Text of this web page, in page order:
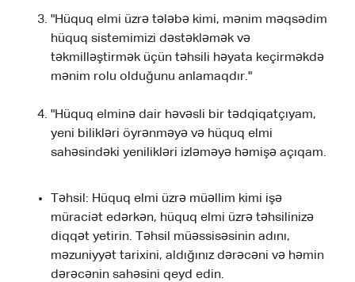
"Hüquq elmi üzrə tələbə kimi, mənim məqsədim
hüquq sistemimizi dəstəkləmək və
təkmilləştirmək üçün təhsili həyata keçirməkdə
mənim rolu olduğunu anlamaqdır."
"Hüquq elminə dair həvəsli bir tədqiqatçıyam,
yeni bilikləri öyrənməyə və hüquq elmi
sahəsindəki yenilikləri izləməyə həmişə açıqam.
Təhsil: Hüquq elmi üzrə müəllim kimi işə
müraciət edərkən, hüquq elmi üzrə təhsilinizə
diqqət yetirin. Təhsil müəssisəsinin adını,
məzuniyyət tarixini, aldığınız dərəcəni və həmin
dərəcənin sahəsini qeyd edin.